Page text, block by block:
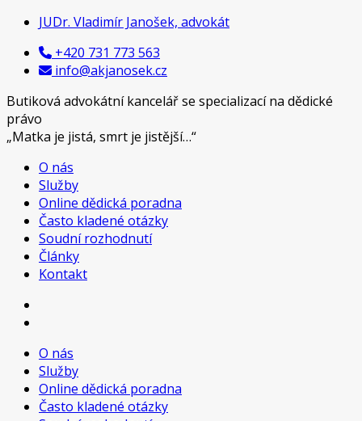
Přeskočit
obsah
JUDr. Vladimír Janošek, advokát
+420 731 773 563
info@akjanosek.cz
Butiková advokátní kancelář se specializací na dědické
právo
„Matka je jistá, smrt je jistější…“
JUDr. Vladimír Janošek,
advokát
Butiková advokátní kancelář se specializací na dědické
právo
O nás
Služby
Online dědická poradna
Často kladené otázky
Soudní rozhodnutí
Články
Kontakt
O nás
Služby
Online dědická poradna
Často kladené otázky